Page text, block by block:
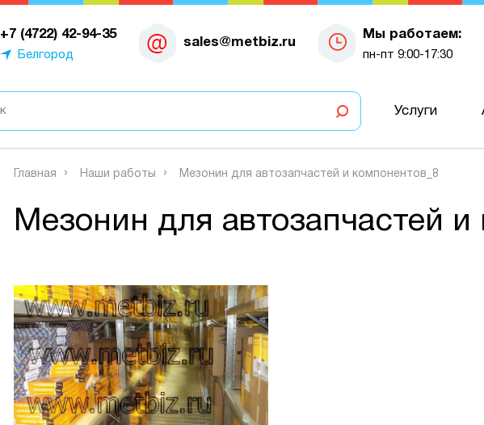
+7 (4722) 42-94-35
Белгород
sales@metbiz.ru
Мы работаем:
пн-пт 9:00-17:30
Услуги
Главная Наши работы Мезонин для автозапчастей и компонентов_8
Мезонин для автозапчастей и